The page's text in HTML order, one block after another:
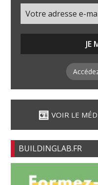
VOIR LE
BUILDINGLAB.FR